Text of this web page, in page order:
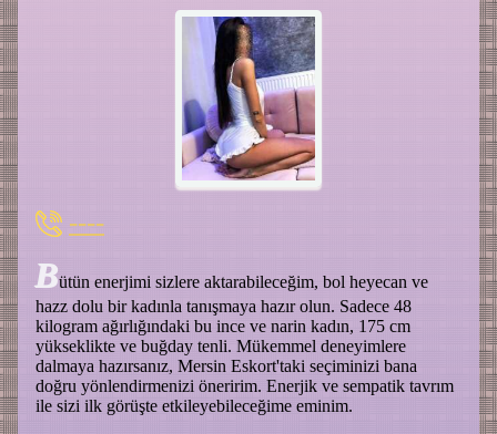
----
Bütün enerjimi sizlere aktarabileceğim, bol heyecan ve
hazz dolu bir kadınla tanışmaya hazır olun. Sadece 48
kilogram ağırlığındaki bu ince ve narin kadın, 175 cm
yükseklikte ve buğday tenli. Mükemmel deneyimlere
dalmaya hazırsanız, Mersin Eskort'taki seçiminizi bana
doğru yönlendirmenizi öneririm. Enerjik ve sempatik tavrım
ile sizi ilk görüşte etkileyebileceğime eminim.